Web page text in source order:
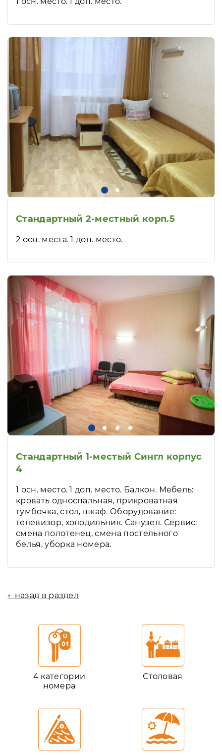
Стандартный 2-местный корп.5
2 осн. места. 1 доп. место.
Стандартный 1-местый Сингл корпус
4
1 осн. место. 1 доп. место. Балкон. Мебель:
кровать односпальная, прикроватная
тумбочка, стол, шкаф. Оборудование:
телевизор, холодильник. Санузел. Сервис:
смена полотенец, смена постельного
белья, уборка номера.
← назад в раздел
4 категории
номера
Столовая